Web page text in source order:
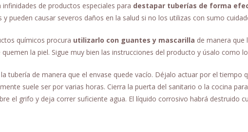
infinidades de productos especiales para destapar tuberías de forma
pueden causar severos daños en la salud si no los utilizas con sumo
químicos procura utilizarlo con guantes y mascarilla de manera que
la piel. Sigue muy bien las instrucciones del producto y úsalo como
tubería de manera que el envase quede vacío. Déjalo actuar por el tiempo
suele ser por varias horas. Cierra la puerta del sanitario o la cocina
el grifo y deja correr suficiente agua. El líquido corrosivo habrá destruido